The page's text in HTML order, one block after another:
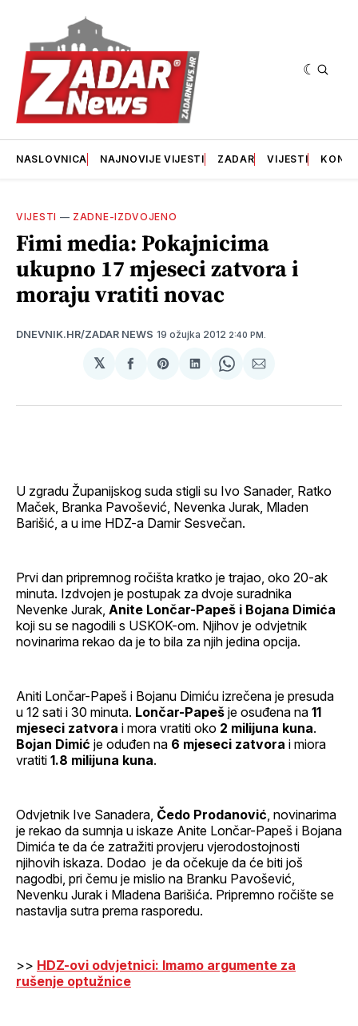
NASLOVNICA NAJNOVIJE VIJESTI ZADAR VIJESTI
VIJESTI — ZADNE-IZDVOJENO
Fimi media: Pokajnicima
ukupno 17 mjeseci zatvora i
moraju vratiti novac
DNEVNIK.HR/ZADAR NEWS 19 ožujka 2012 2:40 PM.
𝕏
podijeliSharepodijeliSharepodijeli
U zgradu Županijskog suda stigli su Ivo Sanader, Ratko
Maček, Branka Pavošević, Nevenka Jurak, Mladen
Barišić, a u ime HDZ-a Damir Sesvečan.
Prvi dan pripremnog ročišta kratko je trajao, oko 20-ak
minuta. Izdvojen je postupak za dvoje suradnika
Nevenke Jurak, Anite Lončar-Papeš i Bojana Dimića
koji su se nagodili s USKOK-om. Njihov je odvjetnik
novinarima rekao da je to bila za njih jedina opcija.
Aniti Lončar-Papeš i Bojanu Dimiću izrečena je presuda
u 12 sati i 30 minuta. Lončar-Papeš je osuđena na 11
mjeseci zatvora i mora vratiti oko 2 milijuna kuna.
Bojan Dimić je oduđen na 6 mjeseci zatvora i miora
vratiti 1.8 milijuna kuna.
Odvjetnik Ive Sanadera, Čedo Prodanović , novinarima
je rekao da sumnja u iskaze Anite Lončar-Papeš i Bojana
Dimića te da će zatražiti provjeru vjerodostojnosti
njihovih iskaza. Dodao je da očekuje da će biti još
nagodbi, pri čemu je mislio na Branku Pavošević,
Nevenku Jurak i Mladena Barišića. Pripremno ročište se
nastavlja sutra prema rasporedu.
>> HDZ-ovi odvjetnici: Imamo argumente za
rušenje optužnice